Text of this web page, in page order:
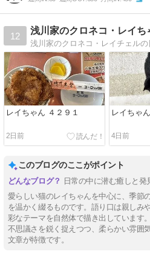
12
レイちゃん ４２９１
2日前
レイちゃ
4日前
このブログのここがポイント
日常の中に潜む癒しと発
愛らしい猫のレイちゃんを中心に、季節
を温かく綴るものです。語り口は親しみ
彩なテーマを自然体で描き出しています
不思議さを鋭く捉えつつ、柔らかい雰囲
文章が特徴です。